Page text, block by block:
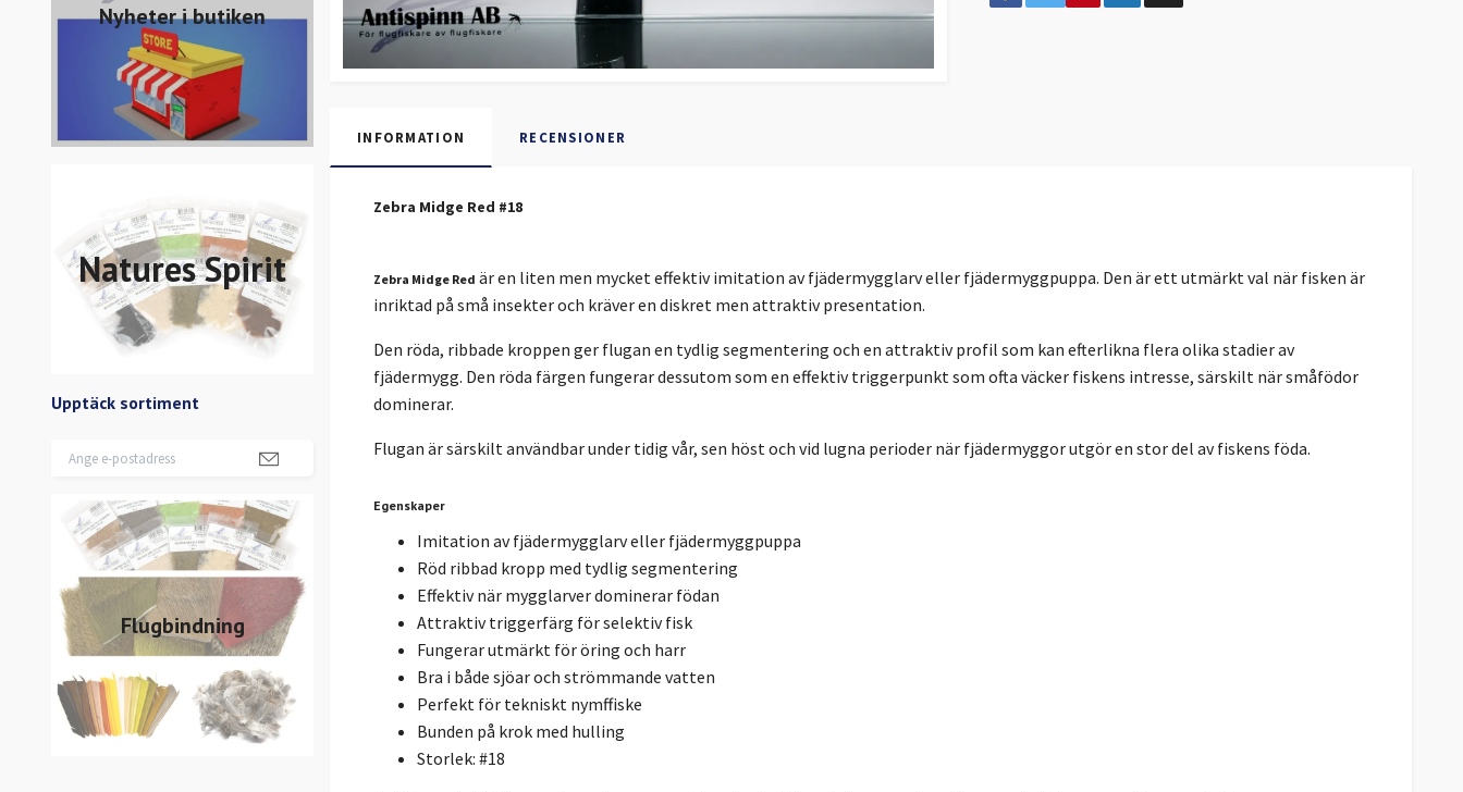
Nyheter i butiken
Natures Spirit
Upptäck sortiment
Flugbindning
INFORMATION RECENSIONER
Zebra Midge Red #18
Zebra Midge Red är en liten men mycket effektiv imitation av fjädermygglarv eller fjädermyggpuppa. Den är ett utmärkt val när fisken är
inriktad på små insekter och kräver en diskret men attraktiv presentation.
Den röda, ribbade kroppen ger flugan en tydlig segmentering och en attraktiv profil som kan efterlikna flera olika stadier av
fjädermygg. Den röda färgen fungerar dessutom som en effektiv triggerpunkt som ofta väcker fiskens intresse, särskilt när småfödor
dominerar.
Flugan är särskilt användbar under tidig vår, sen höst och vid lugna perioder när fjädermyggor utgör en stor del av fiskens föda.
Egenskaper
Imitation av fjädermygglarv eller fjädermyggpuppa
Röd ribbad kropp med tydlig segmentering
Effektiv när mygglarver dominerar födan
Attraktiv triggerfärg för selektiv fisk
Fungerar utmärkt för öring och harr
Bra i både sjöar och strömmande vatten
Perfekt för tekniskt nymffiske
Bunden på krok med hulling
Storlek: #18